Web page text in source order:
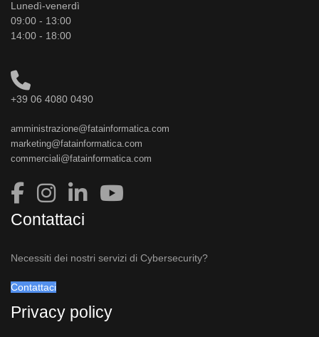
Lunedì-venerdì
09:00 - 13:00
14:00 - 18:00
+39 06 4080 0490
amministrazione@fatainformatica.com
marketing@fatainformatica.com
commerciali@fatainformatica.com
Contattaci
Necessiti dei nostri servizi di Cybersecurity?
Contattaci
Privacy policy